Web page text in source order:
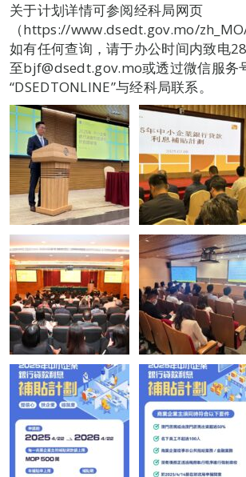
关于计划详情可参阅经科局网页
（https://www.dsedt.gov.mo/
如有任何查询，请于办公时间内致电
至bjf@dsedt.gov.mo或透过微信服务
“DSEDTONLINE”与经科局联系。